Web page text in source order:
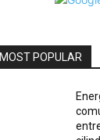
MOST POPULAR